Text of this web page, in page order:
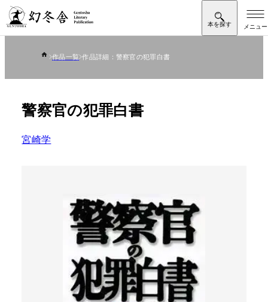
作品一覧 作品詳細：警察官の犯罪白書
警察官の犯罪白書
宮崎学